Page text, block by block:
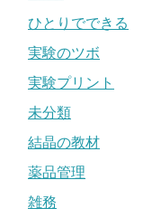
ひとりでできる
実験のツボ
実験プリント
未分類
結晶の教材
薬品管理
雑務